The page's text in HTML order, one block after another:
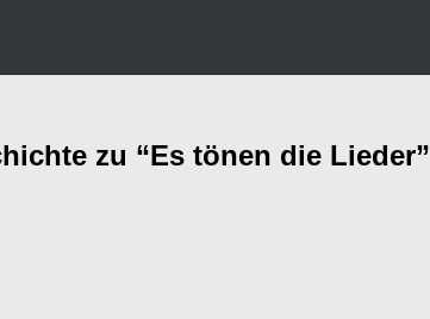
zu “Es tönen die Lieder”